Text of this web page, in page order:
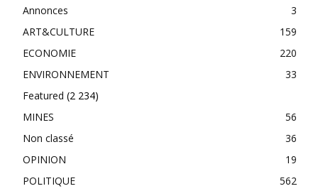
Annonces
3
ART&CULTURE
159
ECONOMIE
220
ENVIRONNEMENT
33
Featured (2 234)
MINES
56
Non classé
36
OPINION
19
POLITIQUE
562